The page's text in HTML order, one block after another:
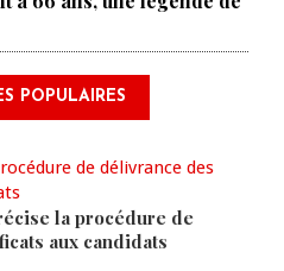
POPULAIRES
la procédure de
aux candidats